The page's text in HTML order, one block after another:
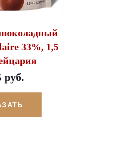
33%, 1,5
руб.